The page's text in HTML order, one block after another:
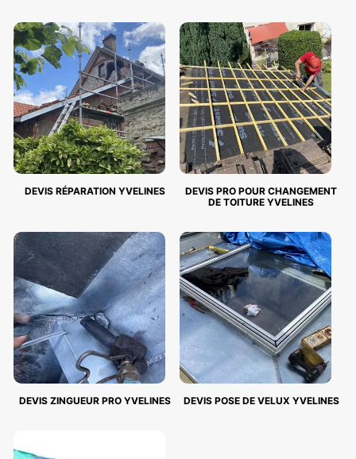
DEVIS RÉPARATION YVELINES
DEVIS PRO POUR CHANGEMENT
DE TOITURE YVELINES
DEVIS ZINGUEUR PRO YVELINES DEVIS POSE DE VELUX YVELINES